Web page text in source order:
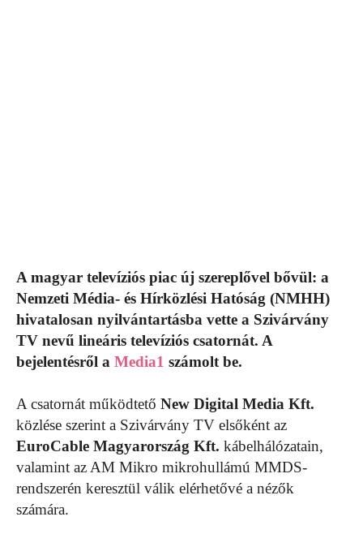
A magyar televíziós piac új szereplővel bővül: a
Nemzeti Média- és Hírközlési Hatóság (NMHH)
hivatalosan nyilvántartásba vette a Szivárvány
TV nevű lineáris televíziós csatornát. A
bejelentésről a Media1 számolt be.
A csatornát működtető New Digital Media Kft.
közlése szerint a Szivárvány TV elsőként az
EuroCable Magyarország Kft. kábelhálózatain,
valamint az AM Mikro mikrohullámú MMDS-
rendszerén keresztül válik elérhetővé a nézők
számára.